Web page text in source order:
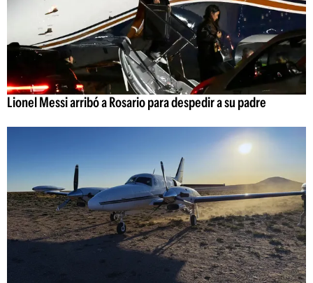
Lionel Messi arribó a Rosario para despedir a su padre